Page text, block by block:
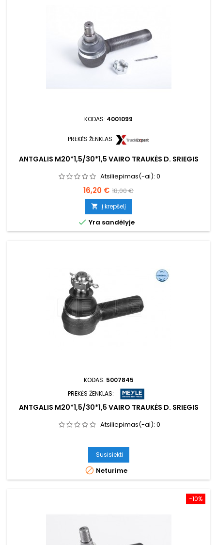
KODAS: 4001099
PREKĖS ŽENKLAS:
ANTGALIS M20*1,5/30*1,5 VAIRO TRAUKĖS D. SRIEGIS
Atsiliepimas(-ai): 0
Kaina
16,20 € Bazinė
kaina
18,00 €
 Į krepšelį
 Yra sandėlyje
KODAS: 5007845
PREKĖS ŽENKLAS:
ANTGALIS M20*1,5/30*1,5 VAIRO TRAUKĖS D. SRIEGIS
Atsiliepimas(-ai): 0
Susisiekti
 Neturime
−10%